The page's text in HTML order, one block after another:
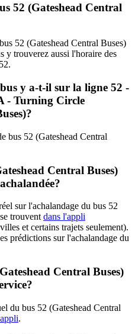
52 (Gateshead Central
52 (Gateshead Central Buses)
y trouverez aussi l'horaire des
y a-t-il sur la ligne 52 -
- Turning Circle
bus 52 (Gateshead Central
Central Buses)
sur l'achalandage du bus 52
trouvent dans l'appli
et certains trajets seulement).
prédictions sur l'achalandage du
Central Buses)
du bus 52 (Gateshead Central
.